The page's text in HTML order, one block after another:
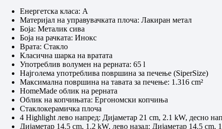
Енергетска класа: А
Материјал на управувачката плоча: Лакиран метал
Боја: Металик сива
Боја на рачката: Инокс
Врата: Стакло
Класична шарка на вратата
Употреблив волумен на рерната: 65 l
Најголема употреблива површина за печење (SiperSize)
Максимална површина на тавата за печење: 1.316 cm²
HomeMade облик на рерната
Облик на копчињата: Ергономски копчиња
Стаклокерамичка плоча
4 Highlight лево напред: Дијаметар 21 cm, 2.1 kW, десно
Дијаметар 14.5 cm, 1.2 kW, лево назад: Дијаметар 14.5 cm,